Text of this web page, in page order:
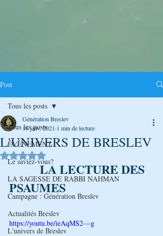
Post
Tous les posts
ÉVÉNEMENT
Le saviez-vous?
LA SAGESSE DE RABBI NAHMAN
Campagne : Génération Breslev
Actualités Breslev
L'univers de Breslev
Tous les posts
L'UNIVERS DE BRESLEV
Génération Breslev
16 janv. 2021 1 min de lecture
Noté NaN étoiles sur 5.
LA LECTURE DES
PSAUMES
https://youtu.be/ieAqMS2---g